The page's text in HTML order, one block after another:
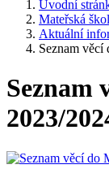
Úvodní
Mateřská
Aktuální
Seznam
Seznam
2023/